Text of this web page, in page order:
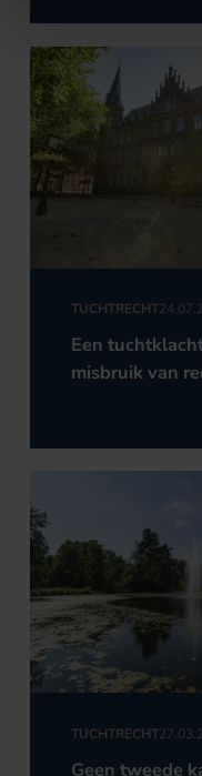
TUCHTRECHT
Een
misbruik van
TUCHTRECHT
Geen tweede